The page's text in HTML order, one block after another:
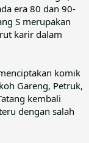
era 80 dan 90-
S merupakan
karir dalam
komik
Gareng, Petruk,
kembali
dengan salah